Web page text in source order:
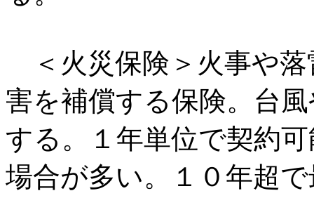
＜火災保険＞火事や
害を補償する保険。台
する。１年単位で契約
場合が多い。１０年超